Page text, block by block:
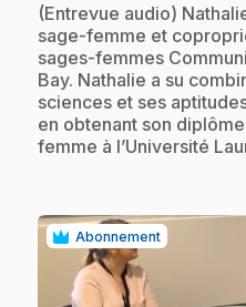
.(Entrevue audio)
sage-femme et
sages-femmes
Bay. Nathalie a su
sciences et ses
en obtenant son
femme à l’Université
Abonnement